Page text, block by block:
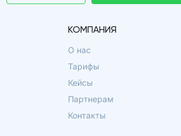
КОМПАНИЯ
О нас
Тарифы
Кейсы
Партнерам
Контакты